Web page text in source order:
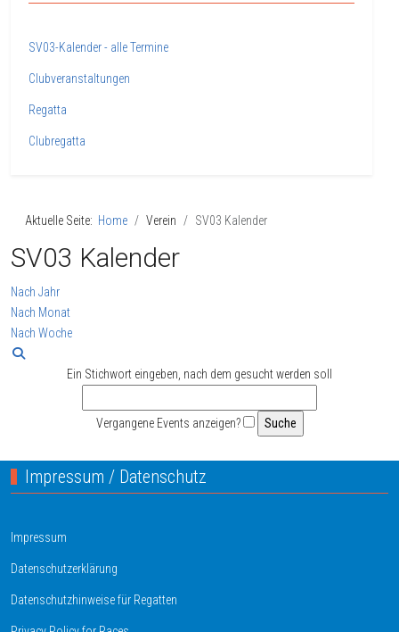
SV03-Kalender - alle Termine
Clubveranstaltungen
Regatta
Clubregatta
Aktuelle Seite: Home Verein SV03 Kalender
SV03 Kalender
Nach Jahr
Nach Monat
Nach Woche
Ein Stichwort eingeben, nach dem gesucht werden soll
Vergangene Events anzeigen?
Impressum / Datenschutz
Impressum
Datenschutzerklärung
Datenschutzhinweise für Regatten